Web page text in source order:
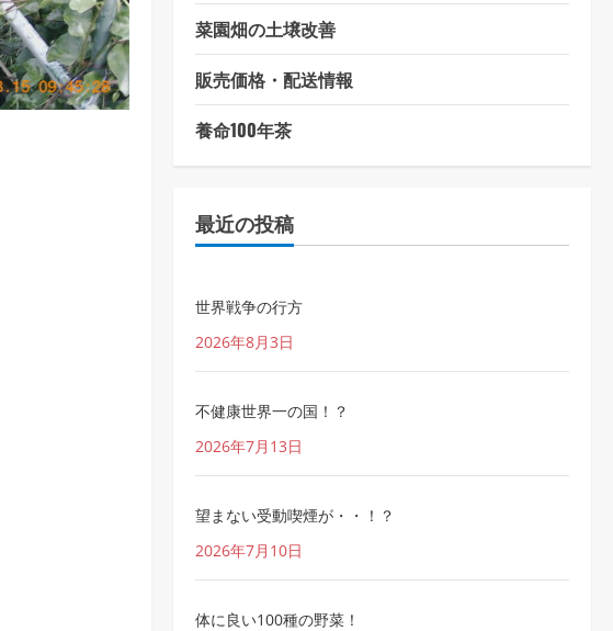
菜園畑の土壌改善
販売価格・配送情報
養命100年茶
最近の投稿
世界戦争の行方
2026年8月3日
不健康世界一の国！？
2026年7月13日
望まない受動喫煙が・・！？
2026年7月10日
体に良い100種の野菜！